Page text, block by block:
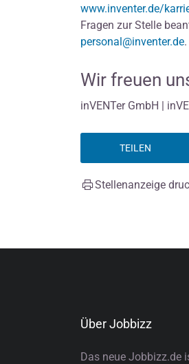
www.inventer.de/
Fragen zur Stelle
personal@inventer.de.
Wir freuen
inVENTer GmbH |
TEILEN
Stellenanzeige
Über Jobbizz
Das neue Jobbizz.de